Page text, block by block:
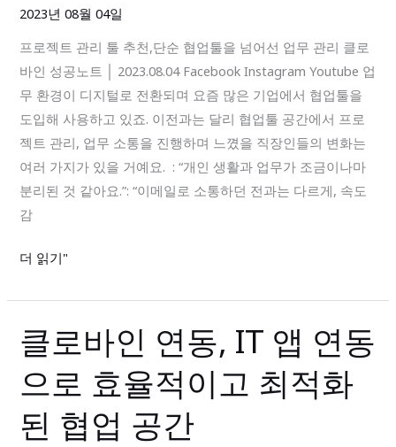
프
젝
트
현
황
2023년 08월 04일
프로젝트 관리 툴 추천,단순 협업툴을 넘어선 업무 관리 클로
바인 성공노트 │ 2023.08.04 Facebook Instagram Youtube 업
무 환경이 디지털로 전환되며 요즘 많은 기업에서 협업툴을
도입해 사용하고 있죠. 이전과는 달리 협업툴 공간에서 프로
젝트 관리, 업무 소통을 진행하며 느꼈을 직장인들의 변화는
여러 가지가 있을 거예요. : “개인 생활과 업무가 조금이나마
분리된 것 같아요.”: “이메일로 소통하던 전과는 다르게, 속도
감
다
쓸
만
한,
업
무
용
프
젝
리
툴
추
더 읽기"
클로바인 연동, IT 앱 연동
으로 효율적이고 최적화
된 협업 공간
클
로
바
연